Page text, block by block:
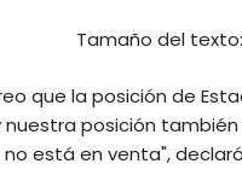
Tamaño del texto:
que la posición de
posición
está en venta",